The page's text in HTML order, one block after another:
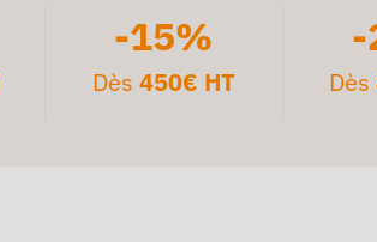
-15%
Dès 450€ HT
-
Dès